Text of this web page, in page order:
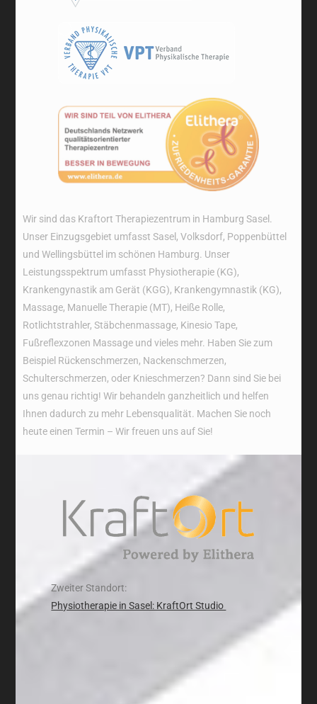
Wir sind das Kraftort Therapiezentrum in Hamburg Sasel.
Unser Einzugsgebiet umfasst Sasel, Volksdorf, Poppenbüttel
und Wellingsbüttel im schönen Hamburg. Unser
Leistungsspektrum umfasst Physiotherapie (KG),
Krankengynastik am Gerät (KGG), Krankengymnastik (KG),
Massage, Manuelle Therapie (MT), Heiße Rolle,
Rotlichtstrahler, Stäbchenmassage, Kinesio Tape,
Fußreflexzonen Massage und vieles mehr. Haben Sie zum
Beispiel Rückenschmerzen, Nackenschmerzen,
Schulterschmerzen, oder Knieschmerzen? Dann sind Sie bei
uns genau richtig! Wir behandeln ganzheitlich und helfen
Ihnen dadurch zu mehr Lebensqualität. Machen Sie noch
heute einen Termin – Wir freuen uns auf Sie!
Zweiter Standort:
Physiotherapie in Sasel: KraftOrt Studio